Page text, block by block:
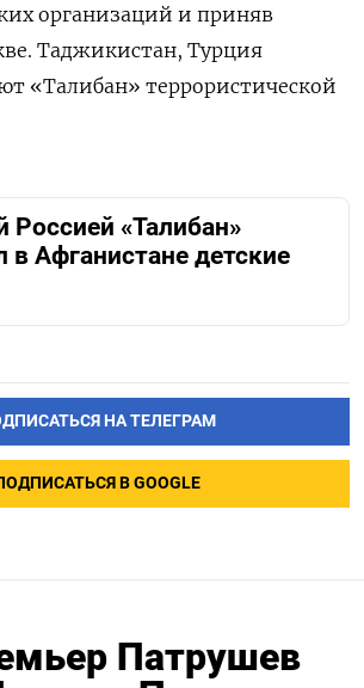
организаций и приняв
Таджикистан, Турция
«Талибан» террористической
Россией «Талибан»
в Афганистане детские
НА ТЕЛЕГРАМ
В GOOGLE
Патрушев